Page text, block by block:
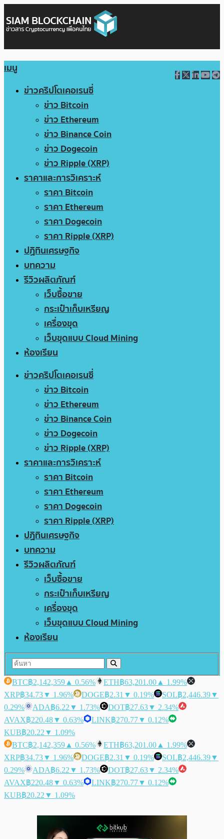
เมนู
ข่าวคริปโตเคอเรนซี่
ข่าว Bitcoin
ข่าว Ethereum
ข่าว Binance Coin
ข่าว Dogecoin
ข่าว Ripple (XRP)
ราคาและการวิเคราะห์
ราคา Bitcoin
ราคา Ethereum
ราคา Dogecoin
ราคา Ripple (XRP)
ปฏิทินเศรษฐกิจ
บทความ
รีวิวผลิตภัณฑ์
เว็บซื้อขาย
กระเป๋าเก็บเหรียญ
เครื่องขุด
เว็บขุดแบบ Cloud Mining
ห้องเรียน
ข่าวคริปโตเคอเรนซี่
ข่าว Bitcoin
ข่าว Ethereum
ข่าว Binance Coin
ข่าว Dogecoin
ข่าว Ripple (XRP)
ราคาและการวิเคราะห์
ราคา Bitcoin
ราคา Ethereum
ราคา Dogecoin
ราคา Ripple (XRP)
ปฏิทินเศรษฐกิจ
บทความ
รีวิวผลิตภัณฑ์
เว็บซื้อขาย
กระเป๋าเก็บเหรียญ
เครื่องขุด
เว็บขุดแบบ Cloud Mining
ห้องเรียน
BTC฿2,142,359 ▲ 0.56% ETH฿63,201.00 ▲ 1.99%
XRP฿34.73▼ 1.96% DOGE฿2.31 ▼ 0.19% SOL฿2,446.39▼
0.29%
ADA฿6.22 ▼ 1.73% DOT฿27.63▼ 2.34%
AVAX฿220.48▼ 0.63% LINK฿270.77▼ 0.12%
KUB฿20.22 ▼ 1.09%
BTC฿2,142,359 ▲ 0.56% ETH฿63,201.00 ▲ 1.99%
XRP฿34.73▼ 1.96% DOGE฿2.31 ▼ 0.19% SOL฿2,446.39▼
0.29%
ADA฿6.22 ▼ 1.73% DOT฿27.63▼ 2.34%
AVAX฿220.48▼ 0.63% LINK฿270.77▼ 0.12%
KUB฿20.22 ▼ 1.09%